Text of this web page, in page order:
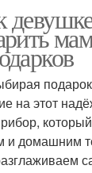
на этот
и домашним